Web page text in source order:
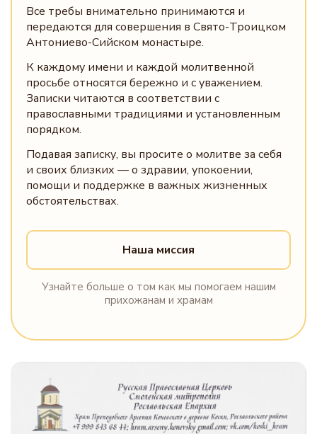
Все требы внимательно принимаются и
передаются для совершения в Свято-Троицком
Антониево-Сийском монастыре.
К каждому имени и каждой молитвенной
просьбе относятся бережно и с уважением.
Записки читаются в соответствии с
православными традициями и установленным
порядком.
Подавая записку, вы просите о молитве за себя
и своих близких — о здравии, упокоении,
помощи и поддержке в важных жизненных
обстоятельствах.
Наша миссия
Узнайте больше о том как мы помогаем нашим
прихожанам и храмам